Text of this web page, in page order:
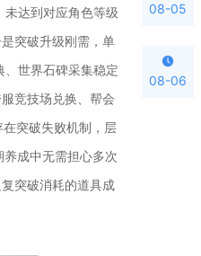
达到对应角色等级
突破升级刚需，单
世界石碑采集稳定
竞技场兑换、帮会
突破失败机制，层
成中无需担心多次
突破消耗的道具成
08-05
08-06